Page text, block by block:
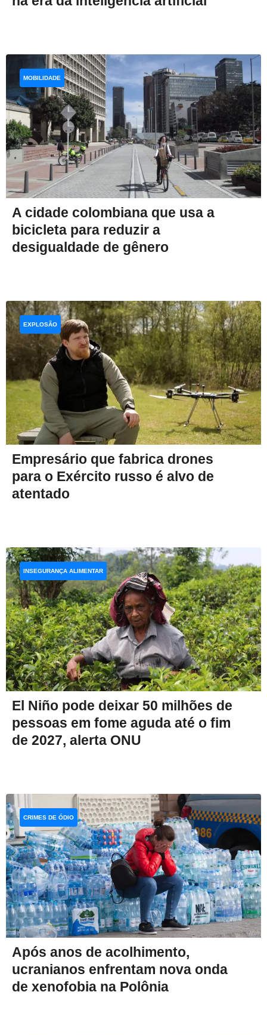
A cidade colombiana que usa a
bicicleta para reduzir a
desigualdade de gênero
MOBILIDADE
Empresário que fabrica drones
para o Exército russo é alvo de
atentado
EXPLOSÃO
El Niño pode deixar 50 milhões de
pessoas em fome aguda até o fim
de 2027, alerta ONU
INSEGURANÇA ALIMENTAR
Após anos de acolhimento,
ucranianos enfrentam nova onda
de xenofobia na Polônia
CRIMES DE ÓDIO